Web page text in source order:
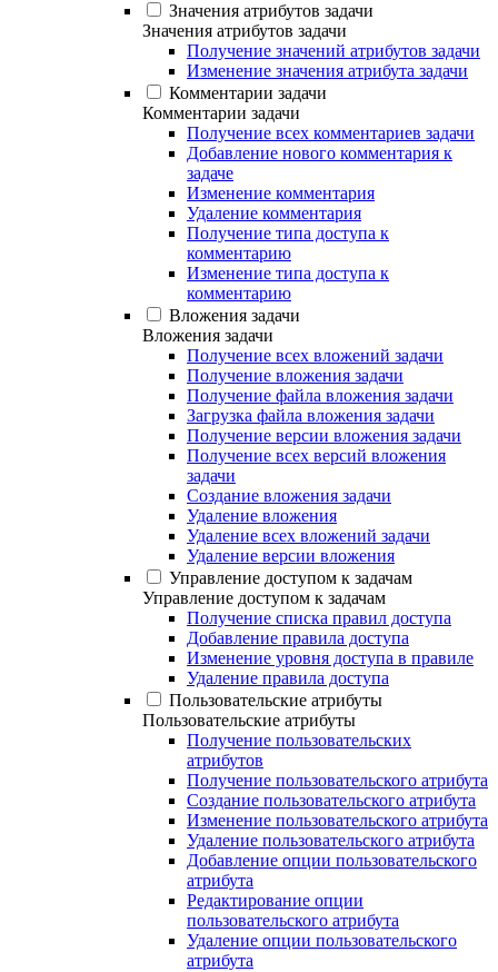
Значения атрибутов задачи
Значения атрибутов задачи
Получение значений атрибутов задачи
Изменение значения атрибута задачи
Комментарии задачи
Комментарии задачи
Получение всех комментариев задачи
Добавление нового комментария к
задаче
Изменение комментария
Удаление комментария
Получение типа доступа к
комментарию
Изменение типа доступа к
комментарию
Вложения задачи
Вложения задачи
Получение всех вложений задачи
Получение вложения задачи
Получение файла вложения задачи
Загрузка файла вложения задачи
Получение версии вложения задачи
Получение всех версий вложения
задачи
Создание вложения задачи
Удаление вложения
Удаление всех вложений задачи
Удаление версии вложения
Управление доступом к задачам
Управление доступом к задачам
Получение списка правил доступа
Добавление правила доступа
Изменение уровня доступа в правиле
Удаление правила доступа
Пользовательские атрибуты
Пользовательские атрибуты
Получение пользовательских
атрибутов
Получение пользовательского атрибута
Создание пользовательского атрибута
Изменение пользовательского атрибута
Удаление пользовательского атрибута
Добавление опции пользовательского
атрибута
Редактирование опции
пользовательского атрибута
Удаление опции пользовательского
атрибута